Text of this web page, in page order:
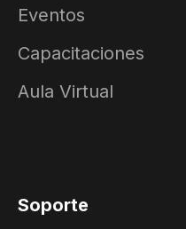
Eventos
Capacitaciones
Aula Virtual
Soporte